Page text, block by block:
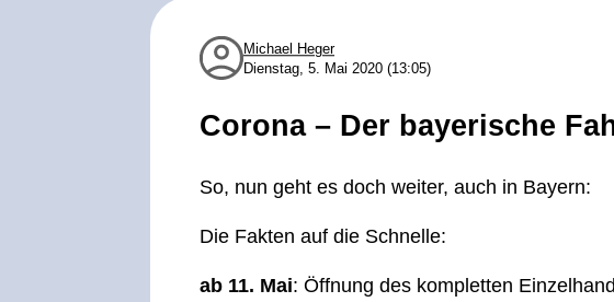
Michael Heger
Dienstag, 5. Mai 2020 (13:05)
Corona – Der bayerische
So, nun geht es doch weiter, auch in Bayern:
Die Fakten auf die Schnelle:
ab 11. Mai: Öffnung des kompletten